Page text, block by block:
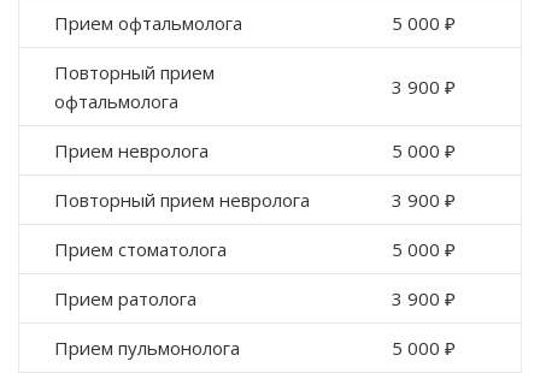
Прием офтальмолога 5 000 ₽
Повторный прием
офтальмолога
3 900 ₽
Прием невролога 5 000 ₽
Повторный прием невролога 3 900 ₽
Прием стоматолога 5 000 ₽
Прием ратолога 3 900 ₽
Прием пульмонолога 5 000 ₽